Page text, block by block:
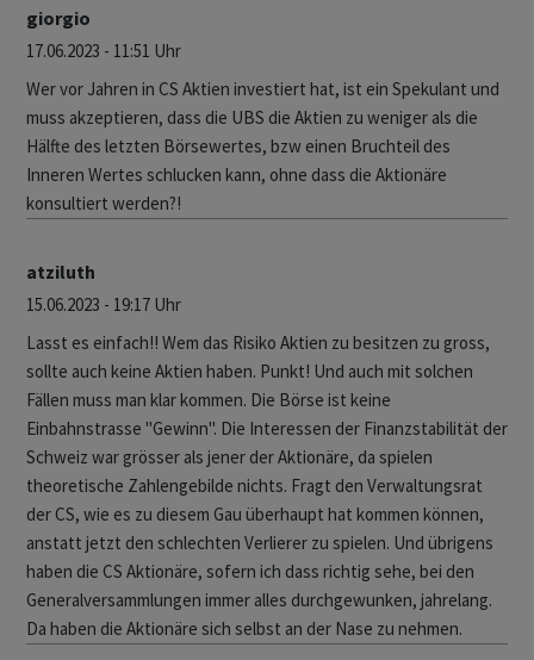
giorgio
17.06.2023 - 11:51 Uhr
Wer vor Jahren in CS Aktien investiert hat, ist ein Spekulant und
muss akzeptieren, dass die UBS die Aktien zu weniger als die
Hälfte des letzten Börsewertes, bzw einen Bruchteil des
Inneren Wertes schlucken kann, ohne dass die Aktionäre
konsultiert werden?!
atziluth
15.06.2023 - 19:17 Uhr
Lasst es einfach!! Wem das Risiko Aktien zu besitzen zu gross,
sollte auch keine Aktien haben. Punkt! Und auch mit solchen
Fällen muss man klar kommen. Die Börse ist keine
Einbahnstrasse "Gewinn". Die Interessen der Finanzstabilität der
Schweiz war grösser als jener der Aktionäre, da spielen
theoretische Zahlengebilde nichts. Fragt den Verwaltungsrat
der CS, wie es zu diesem Gau überhaupt hat kommen können,
anstatt jetzt den schlechten Verlierer zu spielen. Und übrigens
haben die CS Aktionäre, sofern ich dass richtig sehe, bei den
Generalversammlungen immer alles durchgewunken, jahrelang.
Da haben die Aktionäre sich selbst an der Nase zu nehmen.